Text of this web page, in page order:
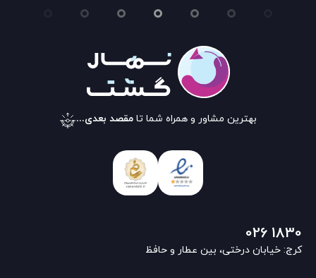
بهترین مشاور و همراه شما تا مقصد بعدی...
026 1830
کرج: خیابان درختی، بین عطار و حافظ